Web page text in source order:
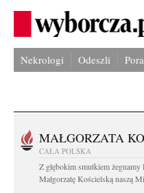
Nekrologi Odeszli
MAŁGORZATA
CAŁA POLSKA
Z głębokim smutkiem żegnamy
Małgorzatę Kościelską naszą